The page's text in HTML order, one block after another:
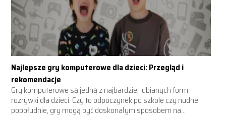
Najlepsze gry komputerowe dla dzieci: Przegląd i
rekomendacje
Gry komputerowe są jedną z najbardziej lubianych form
rozrywki dla dzieci. Czy to odpoczynek po szkole czy nudne
popołudnie, gry mogą być doskonałym sposobem na...